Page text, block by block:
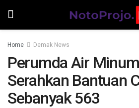
Home Demak News
Perumda Air
Serahkan Bantuan
Sebanyak 563